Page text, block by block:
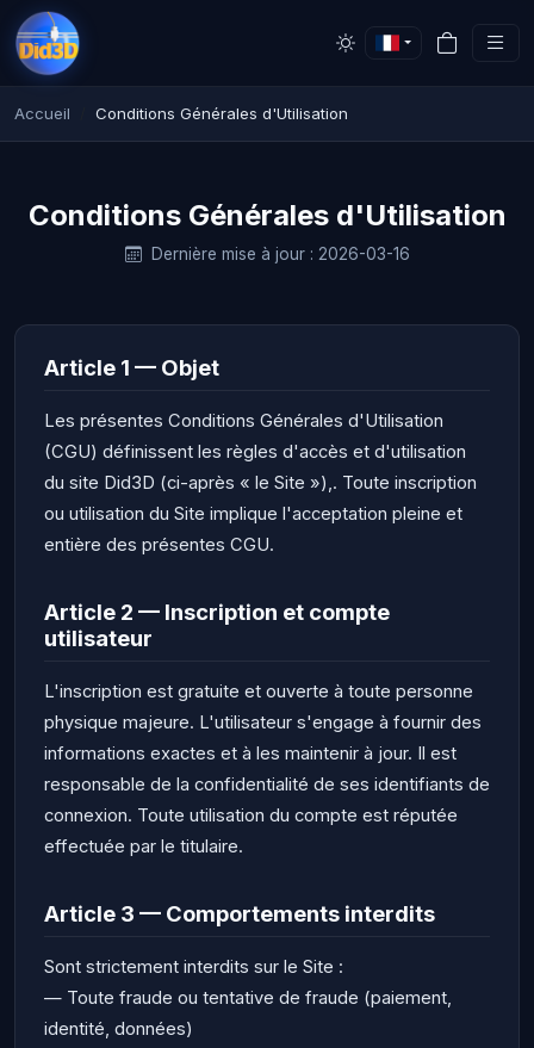
Accueil Conditions Générales d'Utilisation
Conditions Générales d'Utilisation
Dernière mise à jour : 2026-03-16
Article 1 — Objet
Les présentes Conditions Générales d'Utilisation
(CGU) définissent les règles d'accès et d'utilisation
du site Did3D (ci-après « le Site »),. Toute inscription
ou utilisation du Site implique l'acceptation pleine et
entière des présentes CGU.
Article 2 — Inscription et compte
utilisateur
L'inscription est gratuite et ouverte à toute personne
physique majeure. L'utilisateur s'engage à fournir des
informations exactes et à les maintenir à jour. Il est
responsable de la confidentialité de ses identifiants de
connexion. Toute utilisation du compte est réputée
effectuée par le titulaire.
Article 3 — Comportements interdits
Sont strictement interdits sur le Site :
— Toute fraude ou tentative de fraude (paiement,
identité, données)